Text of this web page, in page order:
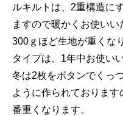
ルキルトは、2重構造に
ますので暖かくお使い
300ｇほど生地が重くな
タイプは、1年中お使い
冬は2枚をボタンでくっ
ように作られておりま
番重くなります。